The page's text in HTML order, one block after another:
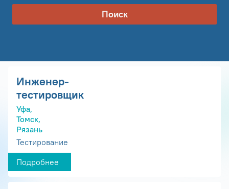
Поиск
Инженер-
тестировщик
Уфа,
Томск,
Рязань
Тестирование
Подробнее